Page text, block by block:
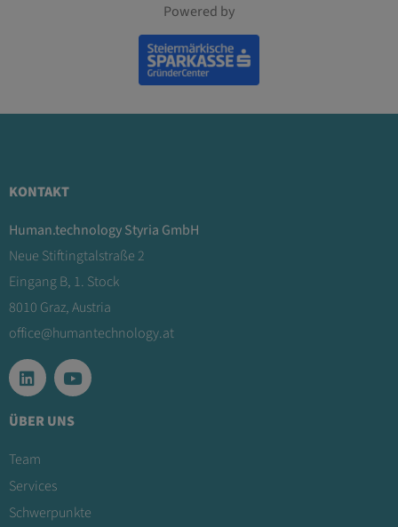
Powered by
KONTAKT
Human.technology Styria GmbH
Neue Stiftingtalstraße 2
Eingang B, 1. Stock
8010 Graz, Austria
office@humantechnology.at
ÜBER UNS
Team
Services
Schwerpunkte